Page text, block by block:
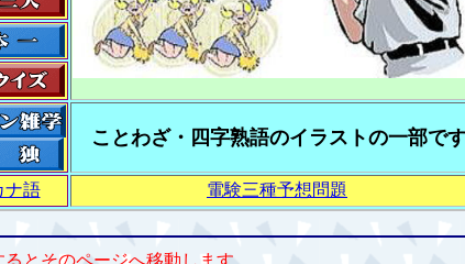
ことわざ・四字熟語のイラストの一部で
ナ語 電験三種予想問題
とそのページへ移動します